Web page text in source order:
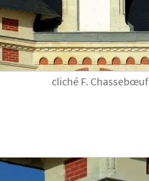
cliché F. Chassebœuf